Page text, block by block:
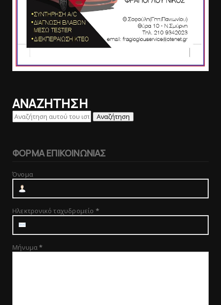
ΑΝΑΖΗΤΗΣΗ
ΦΟΡΜΑ ΕΠΙΚΟΙΝΩΝΙΑΣ
Όνομα
Ηλεκτρονικό ταχυδρομείο *
Μήνυμα*